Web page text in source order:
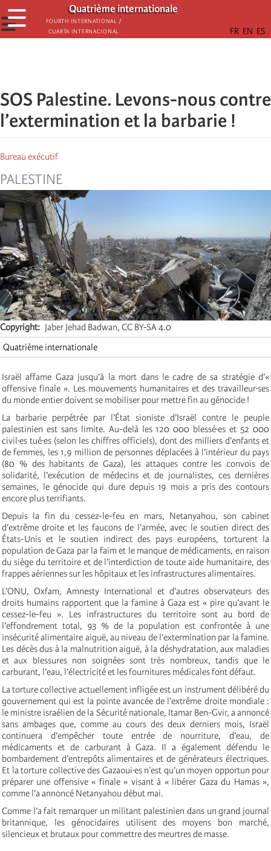
Skip
to
main
Quatrième internationale
Fourth International /
Cuarta Internacional
☰
☰
SOS Palestine. Levons-nous contre
l’extermination et la barbarie !
Bureau exécutif
PALESTINE
Copyright
Jaber Jehad Badwan, CC BY-SA 4.0
Quatrième internationale
Israël affame Gaza jusqu’à la mort dans le cadre de sa stratégie d’«
offensive finale ». Les mouvements humanitaires et des travailleur·ses
du monde entier doivent se mobiliser pour mettre fin au génocide !
La barbarie perpétrée par l’État sioniste d’Israël contre le peuple
palestinien est sans limite. Au-delà les 120 000 blessé·es et 52 000
civil·es tué·es (selon les chiffres officiels), dont des milliers d’enfants et
de femmes, les 1,9 million de personnes déplacées à l’intérieur du pays
(80 % des habitants de Gaza), les attaques contre les convois de
solidarité, l’exécution de médecins et de journalistes, ces dernières
semaines, le génocide qui dure depuis 19 mois a pris des contours
encore plus terrifiants.
Depuis la fin du cessez-le-feu en mars, Netanyahou, son cabinet
d’extrême droite et les faucons de l’armée, avec le soutien direct des
États-Unis et le soutien indirect des pays européens, torturent la
population de Gaza par la faim et le manque de médicaments, en raison
du siège du territoire et de l’interdiction de toute aide humanitaire, des
frappes aériennes sur les hôpitaux et les infrastructures alimentaires.
L’ONU, Oxfam, Amnesty International et d’autres observateurs des
droits humains rapportent que la famine à Gaza est « pire qu’avant le
cessez-le-feu ». Les infrastructures du territoire sont au bord de
l’effondrement total, 93 % de la population est confrontée à une
insécurité alimentaire aiguë, au niveau de l’extermination par la famine.
Les décès dus à la malnutrition aiguë, à la déshydratation, aux maladies
et aux blessures non soignées sont très nombreux, tandis que le
carburant, l’eau, l’électricité et les fournitures médicales font défaut.
La torture collective actuellement infligée est un instrument délibéré du
gouvernement qui est la pointe avancée de l’extrême droite mondiale :
le ministre israélien de la Sécurité nationale, Itamar Ben-Gvir, a annoncé
sans ambages que, comme au cours des deux derniers mois, Israël
continuera d’empêcher toute entrée de nourriture, d’eau, de
médicaments et de carburant à Gaza. Il a également défendu le
bombardement d’entrepôts alimentaires et de générateurs électriques.
Et la torture collective des Gazaoui·es n’est qu’un moyen opportun pour
préparer une offensive « finale » visant à « libérer Gaza du Hamas »,
comme l’a annoncé Netanyahou début mai.
Comme l’a fait remarquer un militant palestinien dans un grand journal
britannique, les génocidaires utilisent des moyens bon marché,
silencieux et brutaux pour commettre des meurtres de masse.